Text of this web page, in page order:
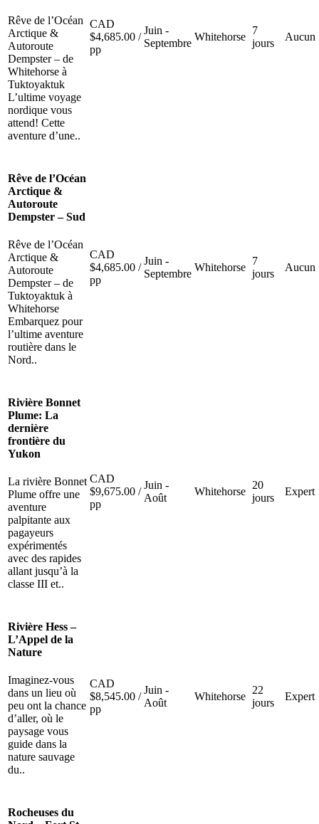
Rêve de l’Océan
Arctique &
Autoroute
Dempster – de
Whitehorse à
Tuktoyaktuk
L’ultime voyage
nordique vous
attend! Cette
aventure d’une..
CAD
$4,685.00 /
pp
Juin -
Septembre
Whitehorse
7
jours
Aucun
Rêve de l’Océan
Arctique &
Autoroute
Dempster – Sud
Rêve de l’Océan
Arctique &
Autoroute
Dempster – de
Tuktoyaktuk à
Whitehorse
Embarquez pour
l’ultime aventure
routière dans le
Nord..
CAD
$4,685.00 /
pp
Juin -
Septembre
Whitehorse
7
jours
Aucun
Rivière Bonnet
Plume: La
dernière
frontière du
Yukon
La rivière Bonnet
Plume offre une
aventure
palpitante aux
pagayeurs
expérimentés
avec des rapides
allant jusqu’à la
classe III et..
CAD
$9,675.00 /
pp
Juin -
Août
Whitehorse
20
jours
Expert
Rivière Hess –
L’Appel de la
Nature
Imaginez-vous
dans un lieu où
peu ont la chance
d’aller, où le
paysage vous
guide dans la
nature sauvage
du..
CAD
$8,545.00 /
pp
Juin -
Août
Whitehorse
22
jours
Expert
Rocheuses du